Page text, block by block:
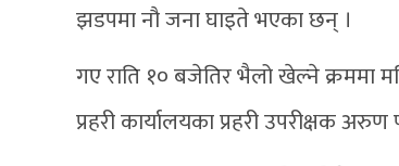
झडपमा नौ जना घाइते भएका छन् ।
गए राति १० बजेतिर भैलो खेल्ने क्रममा
प्रहरी कार्यालयका प्रहरी उपरीक्षक